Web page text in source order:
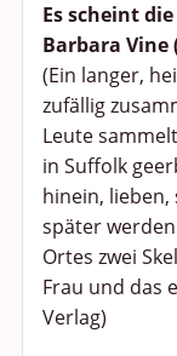
Es scheint
Barbara Vine
(Ein langer,
zufällig
Leute
in Suffolk
hinein, lieben,
später
Ortes zwei
Frau und das
Verlag)